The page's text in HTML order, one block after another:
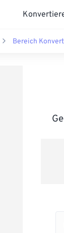
Bereich